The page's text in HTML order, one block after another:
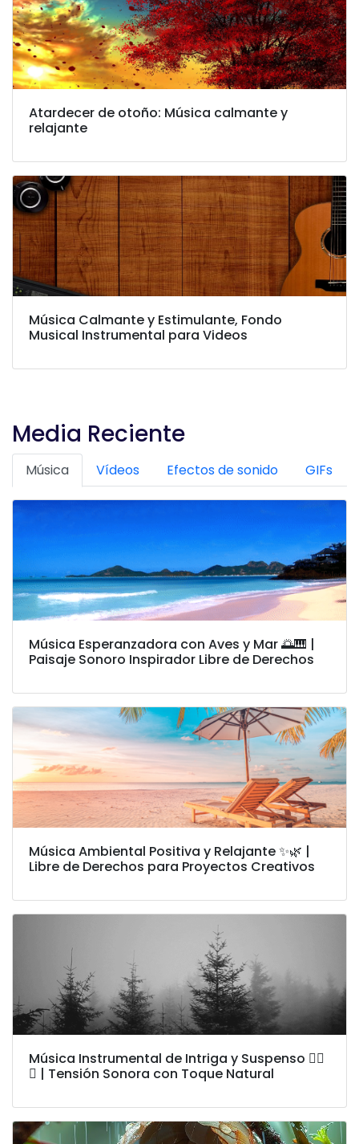
Atardecer de otoño: Música calmante y
relajante
Música Calmante y Estimulante, Fondo
Musical Instrumental para Videos
Media Reciente
Música Vídeos Efectos de sonido GIFs
Música Esperanzadora con Aves y Mar 🌅🎹 |
Paisaje Sonoro Inspirador Libre de Derechos
Música Ambiental Positiva y Relajante ✨🌿 |
Libre de Derechos para Proyectos Creativos
Música Instrumental de Intriga y Suspenso 🕵️‍♂️
🌲 | Tensión Sonora con Toque Natural